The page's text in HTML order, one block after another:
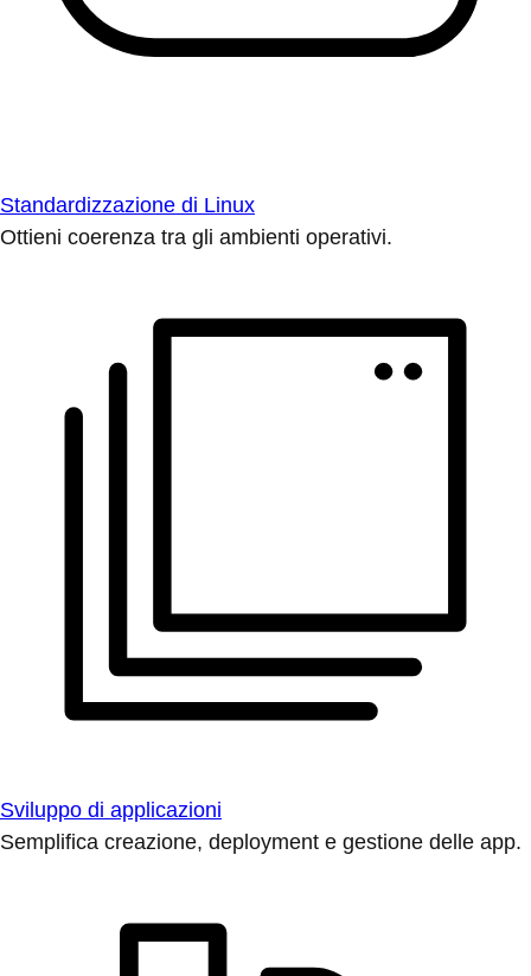
Standardizzazione di Linux
Ottieni coerenza tra gli ambienti operativi.
Sviluppo di applicazioni
Semplifica creazione, deployment e gestione delle app.